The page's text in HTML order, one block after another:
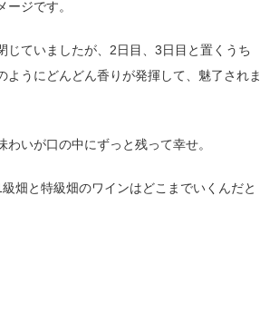
ジです。
じていましたが、2日目、3日目と置くうち
ようにどんどん香りが発揮して、魅了されま
いが口の中にずっと残って幸せ。
畑と特級畑のワインはどこまでいくんだと